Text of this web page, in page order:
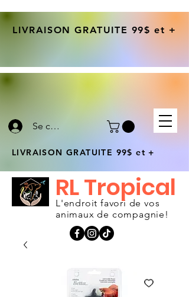
Se connecter
LIVRAISON GRATUITE 99$ et +
L'endroit favori de vos
animaux de compagnie!
RL Tropical
LIVRAISON GRATUITE 99$ et +